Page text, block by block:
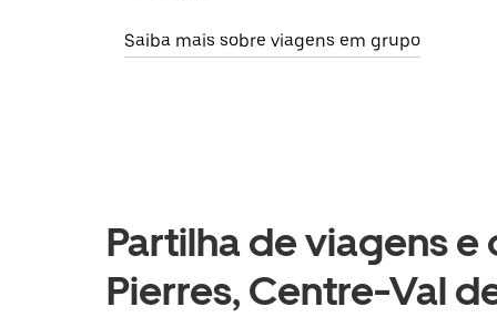
Saiba mais sobre viagens em grupo
Partilha de viagens
Pierres, Centre-Val